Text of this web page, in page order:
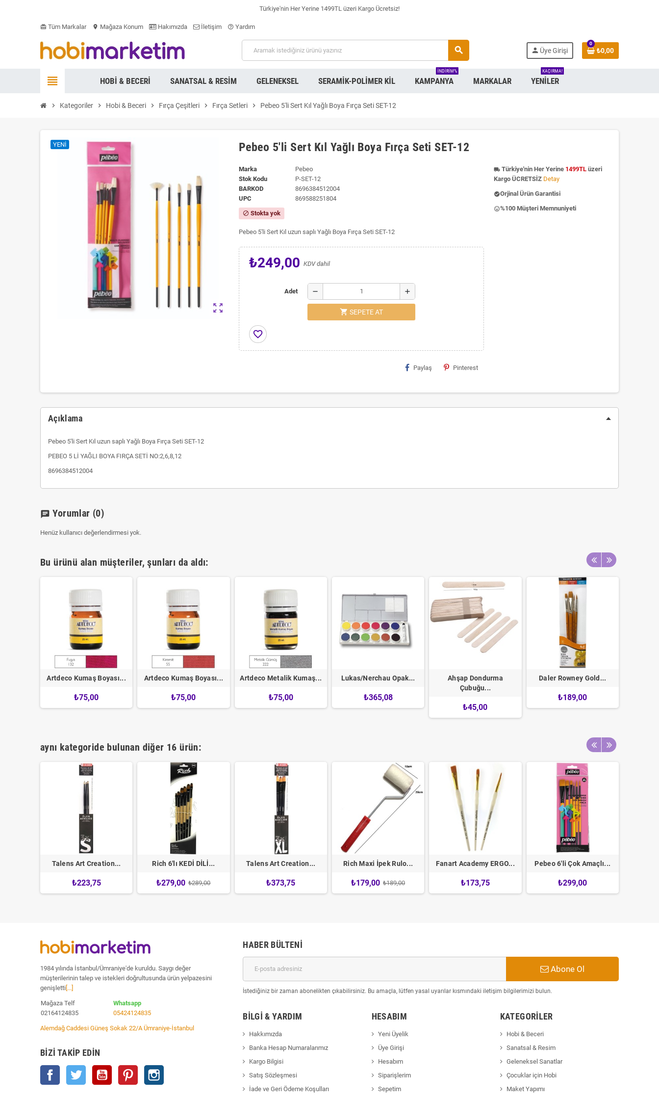
Türkiye'nin Her Yerine 1499TL üzeri Kargo Ücretsiz!
card_giftcard Tüm Markalar location_on Mağaza Konum Hakımızda İletişim help_outline Yardım
search person Üye Girişi
0
₺0,00
view_headline HOBI & BECERI SANATSAL & RESIM GELENEKSEL SERAMIK-POLIMER KIL KAMPANYA
INDIRIM%
MARKALAR YENILER
KAÇIRMA!
chevron_right Kategoriler chevron_right Hobi & Beceri chevron_right Fırça Çeşitleri chevron_right Fırça Setleri chevron_right Pebeo 5'li Sert Kıl Yağlı Boya Fırça Seti SET-12
zoom_out_map
YENI Pebeo 5'li Sert Kıl Yağlı Boya Fırça Seti SET-12
Marka
Pebeo
Stok Kodu
P-SET-12
BARKOD
8696384512004
UPC
869588251804
block Stokta yok
Pebeo 5'li Sert Kıl uzun saplı Yağlı Boya Fırça Seti SET-12
₺249,00 KDV dahil
Adet remove add
shopping_cart SEPETE AT
favorite_border
Paylaş Pinterest
local_shipping Türkiye'nin Her Yerine 1499TLüzeri
Kargo ÜCRETSİZ Detay
check_circleOrjinal Ürün Garantisi
insert_emoticon%100 Müşteri Memnuniyeti
Açıklama
Pebeo 5'li Sert Kıl uzun saplı Yağlı Boya Fırça Seti SET-12
PEBEO 5 Lİ YAĞLI BOYA FIRÇA SETİ NO:2,6,8,12
8696384512004
chat Yorumlar (0)
Henüz kullanıcı değerlendirmesi yok.
Bu ürünü alan müşteriler, şunları da aldı:
Artdeco Kumaş Boyası...
₺75,00
Artdeco Kumaş Boyası...
₺75,00
Artdeco Metalik Kumaş...
₺75,00
Lukas/Nerchau Opak...
₺365,08
Ahşap Dondurma
Çubuğu...
₺45,00
Daler Rowney Gold...
₺189,00
aynı kategoride bulunan diğer 16 ürün:
Talens Art Creation...
₺223,75
Rich 6'lı KEDİ DİLİ...
₺279,00 ₺289,00
Talens Art Creation...
₺373,75
Rich Maxi İpek Rulo...
₺179,00 ₺189,00
Fanart Academy ERGO...
₺173,75
Pebeo 6'li Çok Amaçlı...
₺299,00
1984 yılında İstanbul/Ümraniye'de kuruldu. Saygı değer
müşterilerinin talep ve istekleri doğrultusunda ürün yelpazesini
genişletti [...]
Mağaza Telf
02164124835
Whatsapp
05424124835
Alemdağ Caddesi Güneş Sokak 22/A Ümraniye-İstanbul
BIZI TAKIP EDIN
Facebook Twitter YouTube Pinterest
HABER BÜLTENI
Abone Ol
İstediğiniz bir zaman abonelikten çıkabilirsiniz. Bu amaçla, lütfen yasal uyarılar kısmındaki iletişim bilgilerimizi bulun.
BILGI & YARDIM
Hakkımızda
Banka Hesap Numaralarımız
Kargo Bilgisi
Satış Sözleşmesi
İade ve Geri Ödeme Koşulları
HESABIM
Yeni Üyelik
Üye Girişi
Hesabım
Siparişlerim
Sepetim
KATEGORILER
Hobi & Beceri
Sanatsal & Resim
Geleneksel Sanatlar
Çocuklar için Hobi
Maket Yapımı